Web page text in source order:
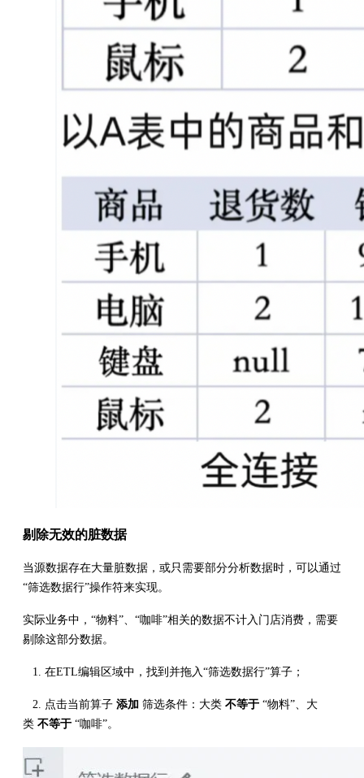
剔除无效的脏数据
当源数据存在大量脏数据，或只需要部分分析数据时，可以通过
“筛选数据行”操作符来实现。
实际业务中，“物料”、“咖啡”相关的数据不计入门店消费，需要
剔除这部分数据。
1. 在ETL编辑区域中，找到并拖入“筛选数据行”算子；
2. 点击当前算子 添加 筛选条件：大类 不等于 “物料”、大
类 不等于 “咖啡”。